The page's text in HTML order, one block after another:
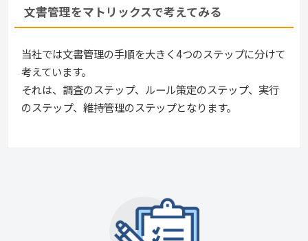
文書管理をマトリックスで考えてみる
当社では文書管理の手順を大きく4つのステップに分けて
考えています。
それは、調査のステップ、ルール策定のステップ、実行
のステップ、維持管理のステップとなります。